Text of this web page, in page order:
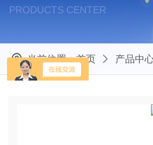
PRODUCTS CENTER
当前位置：首页 产品中